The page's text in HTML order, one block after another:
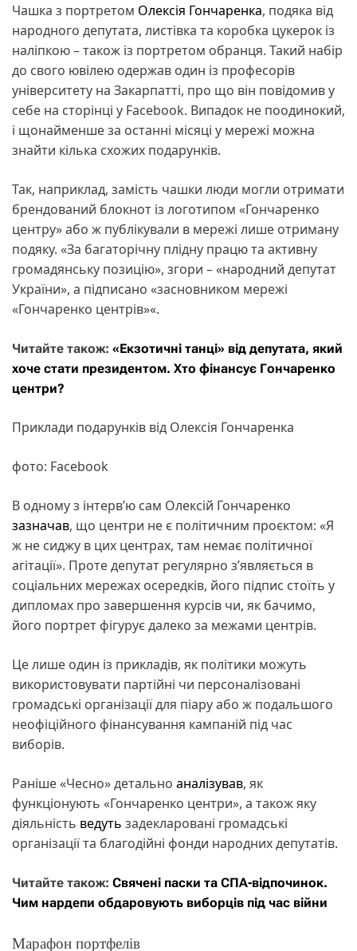
Чашка з портретом Олексія Гончаренка, подяка від
народного депутата, листівка та коробка цукерок із
наліпкою – також із портретом обранця. Такий набір
до свого ювілею одержав один із професорів
університету на Закарпатті, про що він повідомив у
себе на сторінці у Facebook. Випадок не поодинокий,
і щонайменше за останні місяці у мережі можна
знайти кілька схожих подарунків.
Так, наприклад, замість чашки люди могли отримати
брендований блокнот із логотипом «Гончаренко
центру» або ж публікували в мережі лише отриману
подяку. «За багаторічну плідну працю та активну
громадянську позицію», згори – «народний депутат
України», а підписано «засновником мережі
«Гончаренко центрів»«.
Читайте також: «Екзотичні танці» від депутата, який
хоче стати президентом. Хто фінансує Гончаренко
центри?
Приклади подарунків від Олексія Гончаренка
фото: Facebook
В одному з інтерв’ю сам Олексій Гончаренко
зазначав, що центри не є політичним проєктом: «Я
ж не сиджу в цих центрах, там немає політичної
агітації». Проте депутат регулярно з’являється в
соціальних мережах осередків, його підпис стоїть у
дипломах про завершення курсів чи, як бачимо,
його портрет фігурує далеко за межами центрів.
Це лише один із прикладів, як політики можуть
використовувати партійні чи персоналізовані
громадські організації для піару або ж подальшого
неофіційного фінансування кампаній під час
виборів.
Раніше «Чесно» детально аналізував, як
функціонують «Гончаренко центри», а також яку
діяльність ведуть задекларовані громадські
організації та благодійні фонди народних депутатів.
Читайте також: Свячені паски та СПА-відпочинок.
Чим нардепи обдаровують виборців під час війни
Марафон портфелів